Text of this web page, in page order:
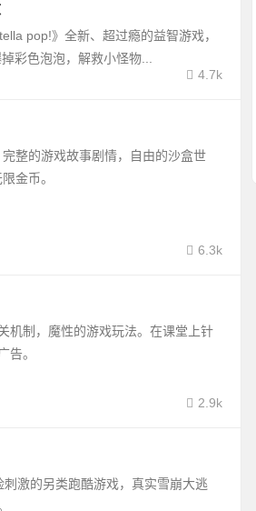
pop!》全新、超过瘾的益智游戏，
彩色泡泡，解救小怪物...
4.7k
整的游戏故事剧情，自由的沙盒世
金币。
6.3k
机制，魔性的游戏玩法。在课堂上针
告。
2.9k
激的另类跑酷游戏，真实雪崩大逃